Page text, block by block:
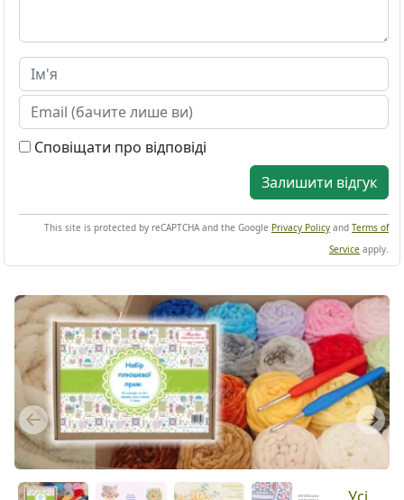
Сповіщати про відповіді
Залишити відгук
This site is protected by reCAPTCHA and the Google Privacy Policy and Terms of
Service apply.
Previous Next